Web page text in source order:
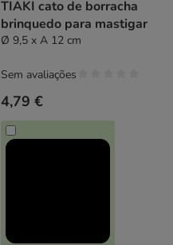
TIAKI cato de borracha
brinquedo para mastigar
Ø 9,5 x A 12 cm
4,79 €
Sem avaliações